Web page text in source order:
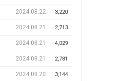
2024.08.22 3,220
2024.08.21 2,713
2024.08.21 4,029
2024.08.21 2,781
2024.08.20 3,144